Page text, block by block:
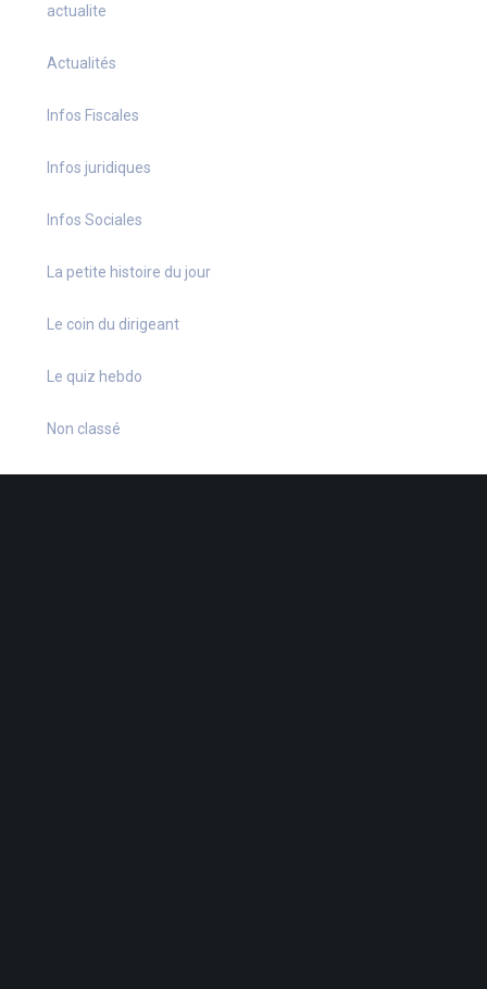
actualite
Actualités
Infos Fiscales
Infos juridiques
Infos Sociales
La petite histoire du jour
Le coin du dirigeant
Le quiz hebdo
Non classé